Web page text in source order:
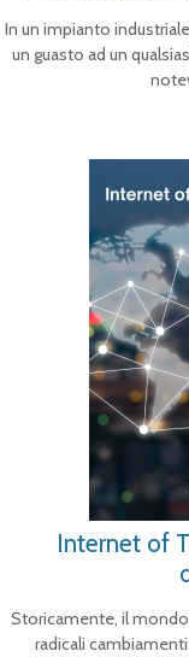
In un impianto
un guasto ad un
Internet of
Storicamente, il mondo
radicali